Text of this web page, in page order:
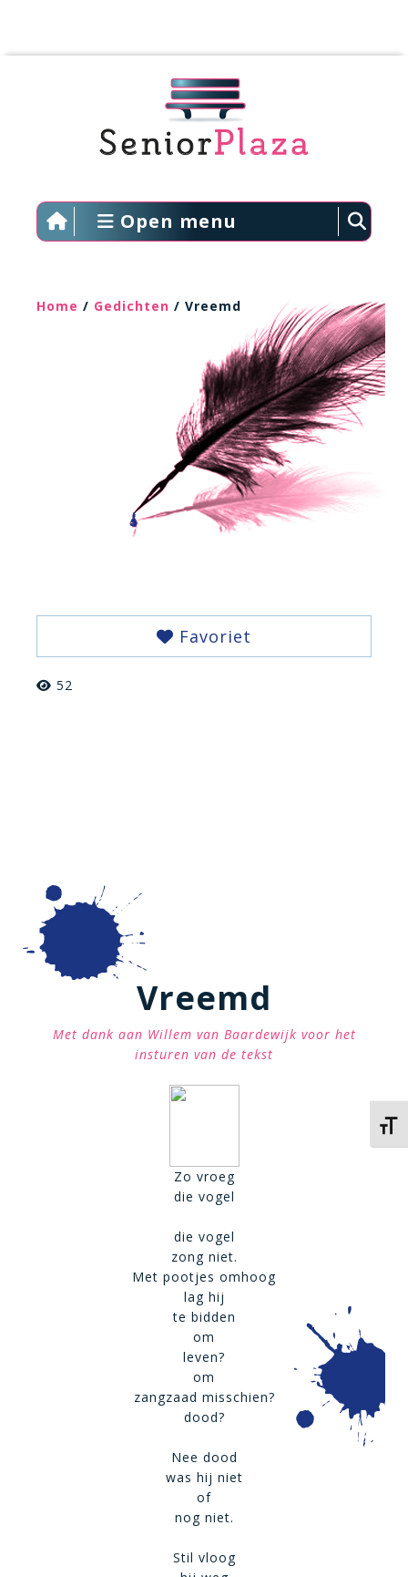
Open menu
Home / Gedichten / Vreemd
Favoriet
52
Vreemd
Met dank aan Willem van Baardewijk voor het
insturen van de tekst
Zo vroeg
die vogel
die vogel
zong niet.
Met pootjes omhoog
lag hij
te bidden
om
leven?
om
zangzaad misschien?
dood?
Nee dood
was hij niet
of
nog niet.
Stil vloog